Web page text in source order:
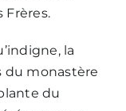
Frères.
la
du monastère
du